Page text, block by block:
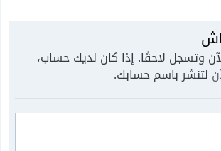
وتسجل لاحقًا. إذا كان لديك حساب،
لتنشر باسم حسابك.